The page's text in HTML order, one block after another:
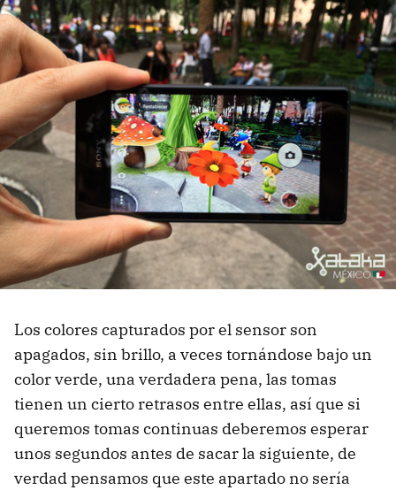
Los colores capturados por el sensor son
apagados, sin brillo, a veces tornándose bajo un
color verde, una verdadera pena, las tomas
tienen un cierto retrasos entre ellas, así que si
queremos tomas continuas deberemos esperar
unos segundos antes de sacar la siguiente, de
verdad pensamos que este apartado no sería